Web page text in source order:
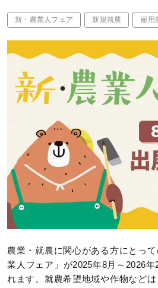
新・農業人フェア 新規就農 雇用
農業・就農に関心がある方にとっ
業人フェア」が2025年8月～2026
れます。就農希望地域や作物など